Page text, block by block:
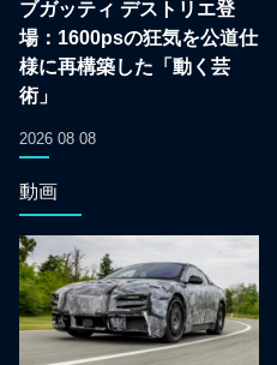
ブガッティ デストリエ登
場：1600psの狂気を公道仕
様に再構築した「動く芸
術」
2026 08 08
動画